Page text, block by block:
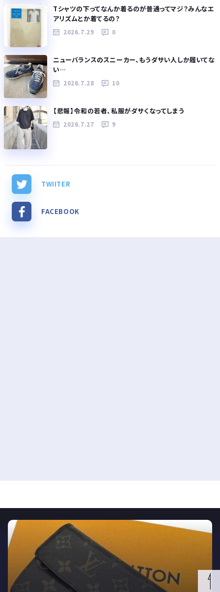
Tシャツの下ってなんか着るのが普通ってマジ？みんなエ
アリズムとか着てるの？
2026.7.29 0
ニューバランスのスニーカー、もうダサい人しか履いてな
い…
2026.7.28 10
【悲報】令和の若者、私服がダサくなってしまう
2026.7.27 9
TWIITER
FACEBOOK